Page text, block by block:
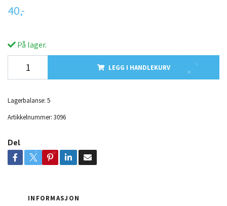
40,-
På lager.
LEGG I HANDLEKURV
Lagerbalanse: 5
Artikkelnummer: 3096
Del
INFORMASJON